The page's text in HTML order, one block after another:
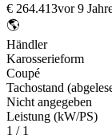
€ 264.413vor 9
🌎
Händler
Karosserieform
Coupé
Tachostand
Nicht angegeben
Leistung (kW/PS)
1 / 1